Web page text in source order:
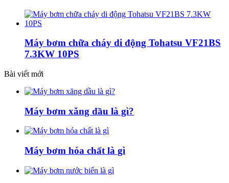
Máy bơm chữa cháy di động Tohatsu VF21BS
7.3KW 10PS
Bài viết mới
Máy bơm xăng dầu là gì?
Máy bơm hóa chất là gì